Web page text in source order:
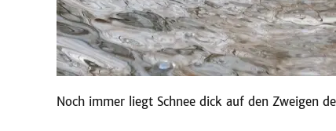
Noch immer liegt Schnee dick auf den Zweigen